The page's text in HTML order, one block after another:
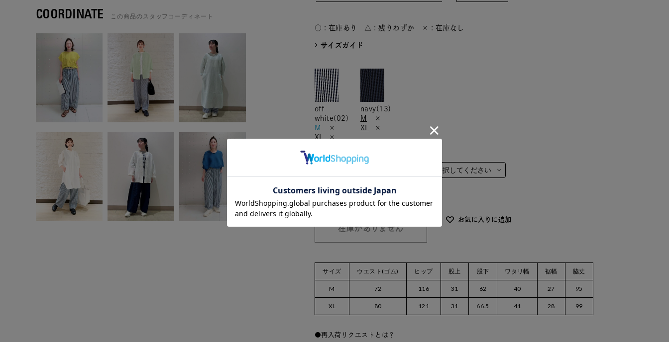
COORDINATE この商品のスタッフコーディネート
○ : 在庫あり △ : 残りわずか × : 在庫なし
サイズガイド
off
white(02)
M
×
XL ×
navy(13)
M
×
XL
×
数量：
在庫がありません
お気に入りに追加
サイズ ウエスト(ゴム) ヒップ 股上 股下 ワタリ幅 裾幅 脇丈
M 72 116 31 62 40 27 95
XL 80 121 31 66.5 41 28 99
再入荷リクエストとは？